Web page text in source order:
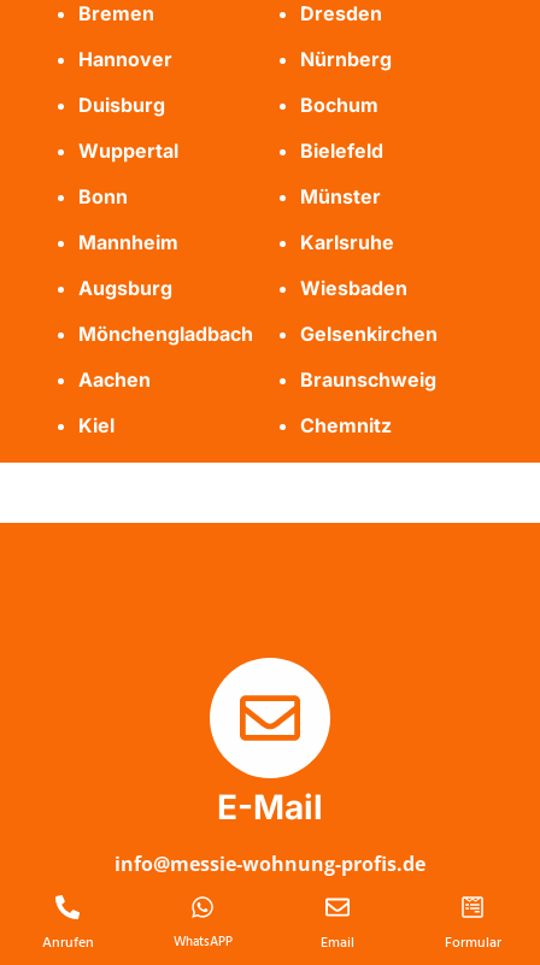
Bremen
Dresden
Hannover
Nürnberg
Duisburg
Bochum
Wuppertal
Bielefeld
Bonn
Münster
Mannheim
Karlsruhe
Augsburg
Wiesbaden
Mönchengladbach
Gelsenkirchen
Aachen
Braunschweig
Kiel
Chemnitz
E-Mail
info@messie-wohnung-profis.de
Anrufen WhatsAPP Email Formular